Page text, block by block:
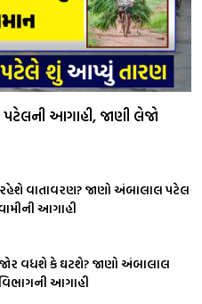
આગાહી, જાણી લેજો
રહેશે વાતાવરણ? જાણો અંબાલાલ પટેલ
આગાહી
વધશે કે ઘટશે? જાણો અંબાલાલ
આગાહી